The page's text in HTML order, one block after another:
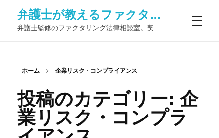
弁護士が教えるファクタリング法律相談室
ホーム 企業リスク・コンプライアンス
投稿のカテゴリー: 企
業リスク・コンプラ